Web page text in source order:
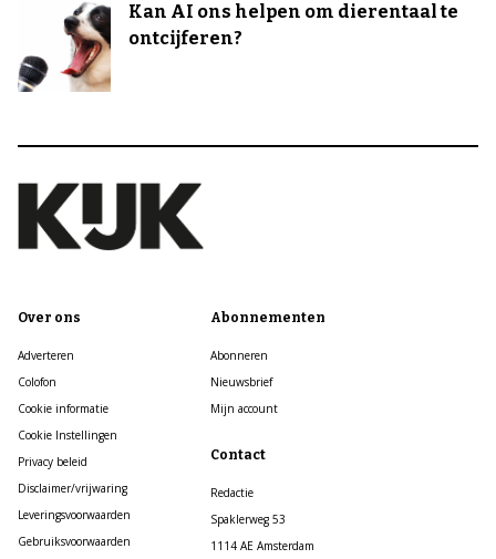
Kan AI ons helpen om dierentaal te
ontcijferen?
Over ons
Adverteren
Colofon
Cookie informatie
Cookie Instellingen
Privacy beleid
Disclaimer/vrijwaring
Leveringsvoorwaarden
Gebruiksvoorwaarden
Abonnementen
Abonneren
Nieuwsbrief
Mijn account
Contact
Redactie
Spaklerweg 53
1114 AE Amsterdam